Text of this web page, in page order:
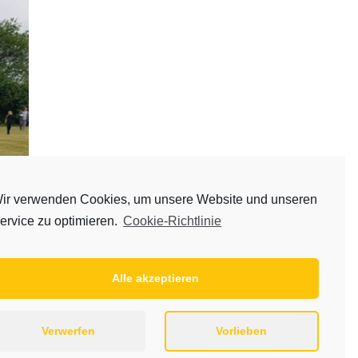
verwenden Cookies, um unsere Website und unseren
zu optimieren. Cookie-Richtlinie
Alle akzeptieren
Verwerfen Vorlieben